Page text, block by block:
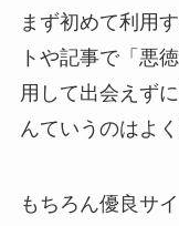
まず初めて利用
トや記事で「悪
用して出会えず
んていうのはよ
もちろん優良サ